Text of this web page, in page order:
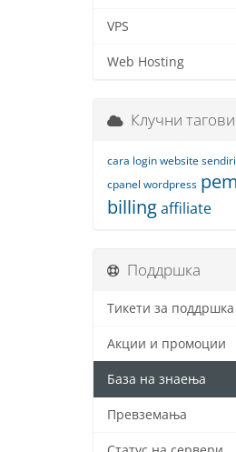
VPS
Web Hosting
Клучни тагови
cara login website sendiri
cpanel wordpress
billingaffiliate
Поддршка
Тикети за поддршка
Акции и промоции
База на знаења
Превземања